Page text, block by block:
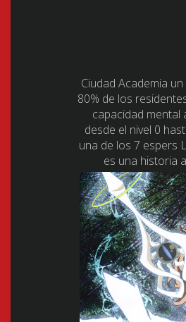
Ciudad Academia
80% de los
capacidad mental
desde el nivel 0
una de los 7 espers
es una historia